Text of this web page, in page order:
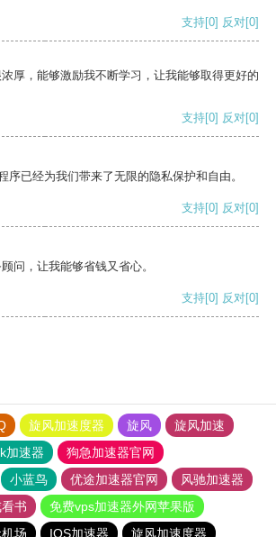
支持[0] 反对[0]
厚，能够激励我不断学习，让我能够取得更好的
支持[0] 反对[0]
序已经为我们带来了无限的隐私保护和自由。
支持[0] 反对[0]
问，让我能够省钱又省心。
支持[0] 反对[0]
旋风加速度器 旋风
旋风加速
加速器
狗急加速器官网
小蓝鸟 优途加速器官网
风驰加速器
书
免费vps加速器外网苹果版
场 IOS加速器 旋风加速度器